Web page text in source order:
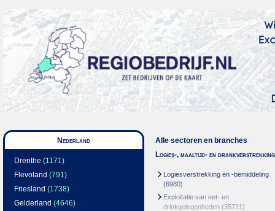
Nederland
Drenthe (1171)
Flevoland (791)
Friesland (1738)
Gelderland (4646)
Alle sectoren en branches
Logies-, maaltijd- en drankverstrekking
Logiesverstrekking en -bemiddeling
(6980)
Exploitatie van eet- en
drinkgelegenheden (35721)